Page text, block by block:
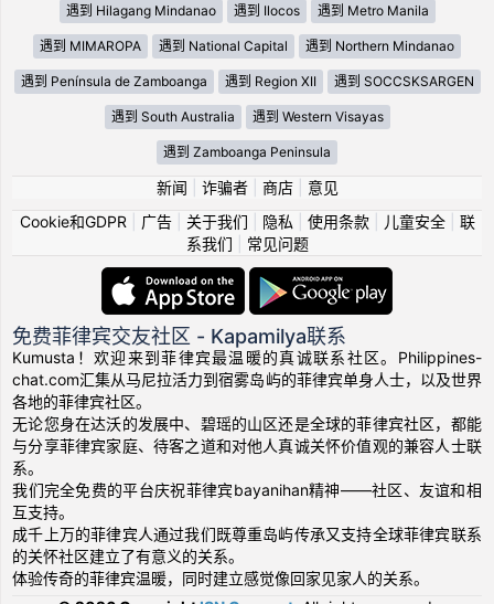
遇到 Hilagang Mindanao 遇到 Ilocos 遇到 Metro Manila
遇到 MIMAROPA 遇到 National Capital 遇到 Northern Mindanao
遇到 Península de Zamboanga 遇到 Region XII 遇到 SOCCSKSARGEN
遇到 South Australia 遇到 Western Visayas
遇到 Zamboanga Peninsula
新闻 诈骗者| 商店| 意见
Cookie和GDPR
广告| 关于我们 隐私 使用条款| 儿童安全| 联
系我们
常见问题
免费菲律宾交友社区 - Kapamilya联系
Kumusta！欢迎来到菲律宾最温暖的真诚联系社区。Philippines-
chat.com汇集从马尼拉活力到宿雾岛屿的菲律宾单身人士，以及世界
各地的菲律宾社区。
无论您身在达沃的发展中、碧瑶的山区还是全球的菲律宾社区，都能
与分享菲律宾家庭、待客之道和对他人真诚关怀价值观的兼容人士联
系。
我们完全免费的平台庆祝菲律宾bayanihan精神——社区、友谊和相
互支持。
成千上万的菲律宾人通过我们既尊重岛屿传承又支持全球菲律宾联系
的关怀社区建立了有意义的关系。
体验传奇的菲律宾温暖，同时建立感觉像回家见家人的关系。